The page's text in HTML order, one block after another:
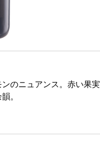
のニュアンス。赤い果
。